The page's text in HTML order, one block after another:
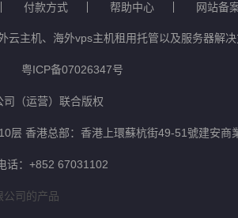
付款方式 帮助中心 网站备
云主机、海外vps主机租用托管以及服务器解
粤ICP备07026347号
（运营）联合版权
层 香港总部：香港上環蘇杭街49-51號建安商
话：+852 67031102
公司的产品